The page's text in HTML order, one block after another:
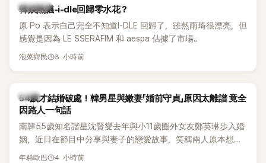
熱議討論
韓娛熱議-i-dle回歸零水花？
原 Po 表示自己完全不知道I-DLE 回歸了，雖然雨琦很漂亮，但
感覺是因為 LE SSERAFIM 和 aespa 佔據了市場。
泡菜鄉民 3 小時前
韓星
54歲才結婚破處！韓男星與嫩妻「婚前守貞」原因太離譜 竟全
因路人一句話
南韓55歲知名諧星沈賢燮去年與小11歲圈外女友鄭英琳步入婚
姻，近日在節目中分享與妻子的戀愛故事，笑稱兩人原本想享
受兩人世界，沒想到站在飯店門口時竟被路人認出，還一路替
年糕歐巴 4 小時前